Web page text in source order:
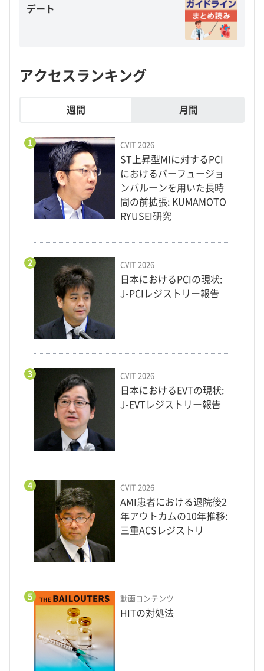
デート
アクセスランキング
週間 月間
1 CVIT 2026
ST上昇型MIに対するPCI
におけるパーフュージョ
ンバルーンを用いた長時
間の前拡張: KUMAMOTO
RYUSEI研究
2 CVIT 2026
日本におけるPCIの現状:
J-PCIレジストリー報告
3 CVIT 2026
日本におけるEVTの現状:
J-EVTレジストリー報告
4 CVIT 2026
AMI患者における退院後2
年アウトカムの10年推移:
三重ACSレジストリ
5 動画コンテンツ
HITの対処法